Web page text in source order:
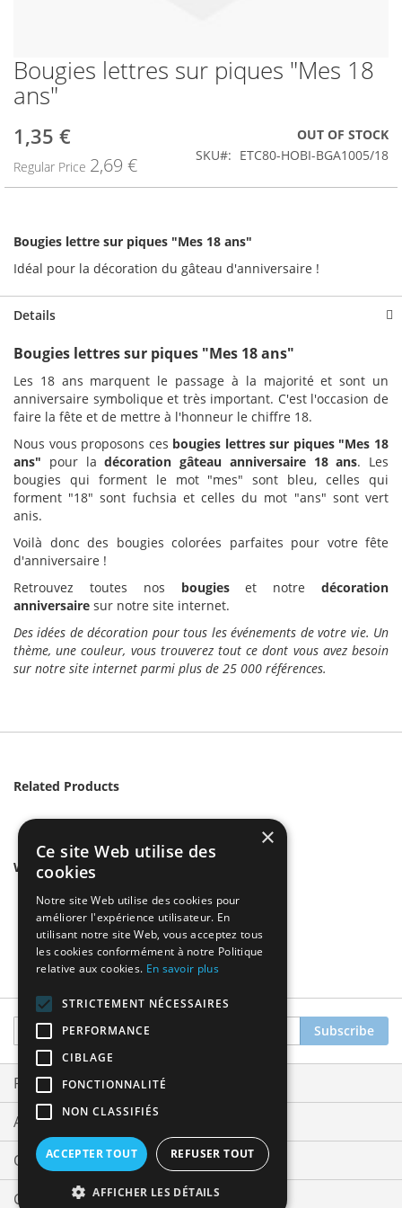
Skip
to
the
of
images
gallery
Bougies lettres sur piques "Mes 18
ans"
Special
Price
1,35 €
Regular Price 2,69 €
OUT OF STOCK
SKU
ETC80-HOBI-BGA1005/18
Bougies lettre sur piques "Mes 18 ans"
Idéal pour la décoration du gâteau d'anniversaire !
Details
Bougies lettres sur piques "Mes 18 ans"
Les 18 ans marquent le passage à la majorité et sont un
anniversaire symbolique et très important. C'est l'occasion de
faire la fête et de mettre à l'honneur le chiffre 18.
Nous vous proposons ces bougies lettres sur piques "Mes 18
ans" pour ladécoration gâteau anniversaire 18 ans. Les
bougies qui forment le mot "mes" sont bleu, celles qui
forment "18" sont fuchsia et celles du mot "ans" sont vert
anis.
Voilà donc des bougies colorées parfaites pour votre fête
d'anniversaire !
Retrouvez toutes nos bougieset notre décoration
anniversaire sur notre site internet.
Des idées de décoration pour tous les événements de votre vie. Un
thème, une couleur, vous trouverez tout ce dont vous avez besoin
sur notre site internet parmi plus de 25 000 références.
Related Products
We found other products you might like!
Sign
Up
for
Our
Newsletter:
Subscribe
Privacy and Cookie Policy
Advanced Search
Orders and Returns
Contact Us
×
Ce site Web utilise des
cookies
Notre site Web utilise des cookies pour
améliorer l'expérience utilisateur. En
utilisant notre site Web, vous acceptez tous
les cookies conformément à notre Politique
relative aux cookies. En savoir plus
STRICTEMENT NÉCESSAIRES
PERFORMANCE
CIBLAGE
FONCTIONNALITÉ
NON CLASSIFIÉS
ACCEPTER TOUT REFUSER TOUT
AFFICHER LES DÉTAILS